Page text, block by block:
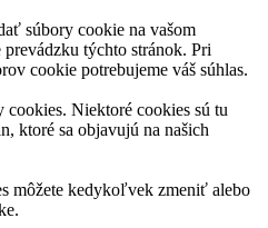
súbory cookie na vašom
týchto stránok. Pri
cookie potrebujeme váš súhlas.
Niektoré cookies sú tu
ktoré sa objavujú na našich
môžete kedykoľvek zmeniť alebo